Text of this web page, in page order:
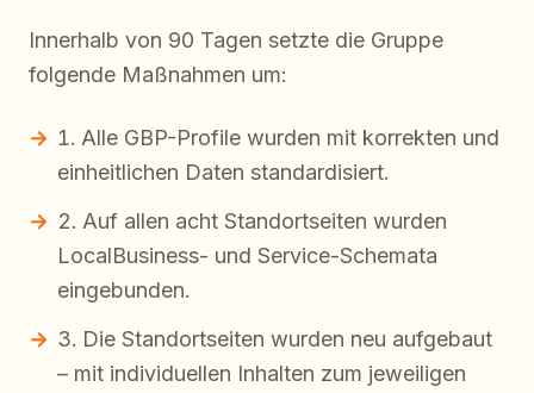
Innerhalb von 90 Tagen setzte die Gruppe
folgende Maßnahmen um:
Alle GBP-Profile wurden mit korrekten und
einheitlichen Daten standardisiert.
Auf allen acht Standortseiten wurden
LocalBusiness- und Service-Schemata
eingebunden.
Die Standortseiten wurden neu aufgebaut
– mit individuellen Inhalten zum jeweiligen